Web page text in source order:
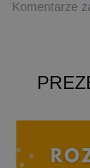
Komentarze